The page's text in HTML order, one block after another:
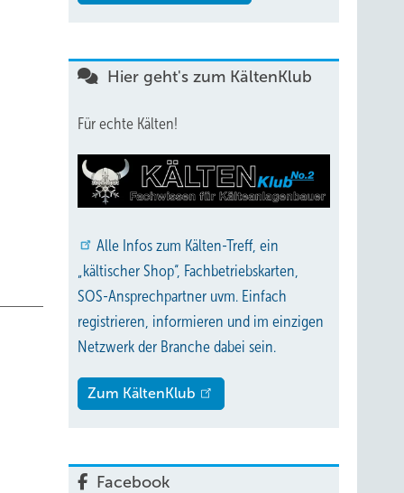
mit
Hier geht's zum KältenKlub
Für echte Kälten!
Alle Infos zum Kälten-Treff, ein
„kältischer Shop“, Fachbetriebskarten,
SOS-Ansprechpartner uvm. Einfach
registrieren, informieren und im einzigen
Netzwerk der Branche dabei sein.
Zum KältenKlub
Facebook